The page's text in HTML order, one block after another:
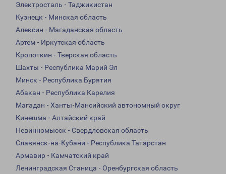
Электросталь - Таджикистан
Кузнецк - Минская область
Алексин - Магаданская область
Артем - Иркутская область
Кропоткин - Тверская область
Шахты - Республика Марий Эл
Минск - Республика Бурятия
Абакан - Республика Карелия
Магадан - Ханты-Мансийский автономный округ
Кинешма - Алтайский край
Невинномысск - Свердловская область
Славянск-на-Кубани - Республика Татарстан
Армавир - Камчатский край
Ленинградская Станица - Оренбургская область